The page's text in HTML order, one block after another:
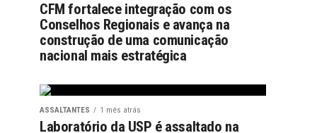
CFM fortalece integração com os
Conselhos Regionais e avança na
construção de uma comunicação
nacional mais estratégica
ASSALTANTES 1 mês atrás
Laboratório da USP é assaltado na